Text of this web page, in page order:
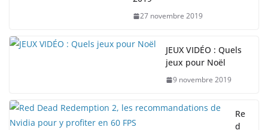
27 novembre 2019
JEUX VIDÉO : Quels
jeux pour Noël
9 novembre 2019
Re
d